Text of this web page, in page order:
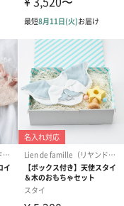
品にのし風のカードを
ります。